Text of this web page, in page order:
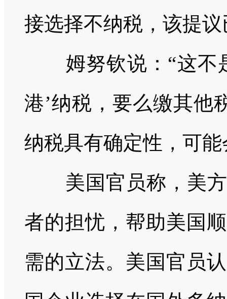
接选择不纳税，该提
姆努钦说： “这不
港’纳税，要么缴其他
纳税具有确定性，可
美国官员称，美方
者的担忧，帮助美国
需的立法。美国官员